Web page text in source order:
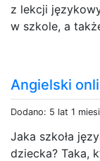
z lekcji
w szkole, a
Angielski
Dodano: 5 lat 1
Jaka szkoła
dziecka? Taka,